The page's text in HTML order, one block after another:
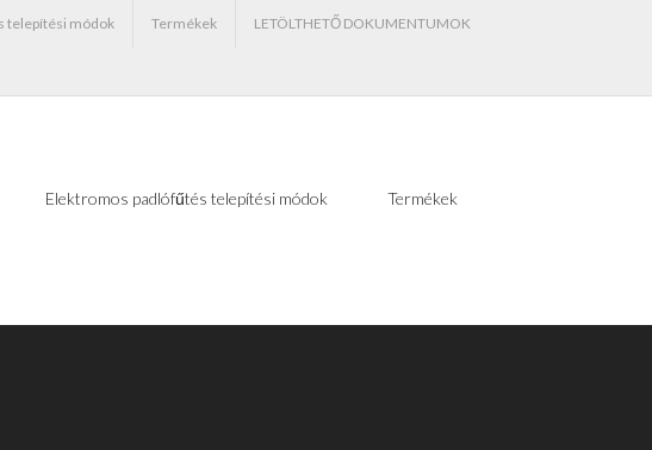
telepítési módok Termékek LETÖLTHETŐ DOKUMENTUMOK
Elektromos padlófűtés telepítési módok Termékek